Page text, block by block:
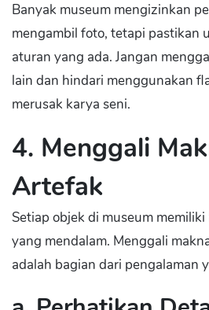
Banyak museum mengizinkan
mengambil foto, tetapi pastikan
aturan yang ada. Jangan
lain dan hindari menggunakan
merusak karya seni.
4. Menggali
Artefak
Setiap objek di museum
yang mendalam. Menggali
adalah bagian dari pengalaman